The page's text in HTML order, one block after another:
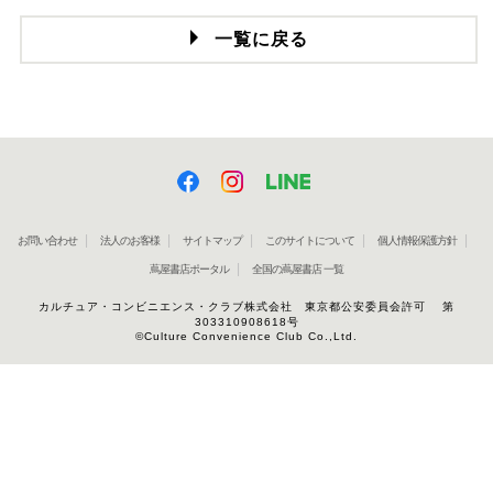
一覧に戻る
お問い合わせ 法人のお客様 サイトマップ このサイトについて 個人情報保護方針
蔦屋書店ポータル 全国の蔦屋書店 一覧
カルチュア・コンビニエンス・クラブ株式会社 東京都公安委員会許可 第
303310908618号
©Culture Convenience Club Co.,Ltd.